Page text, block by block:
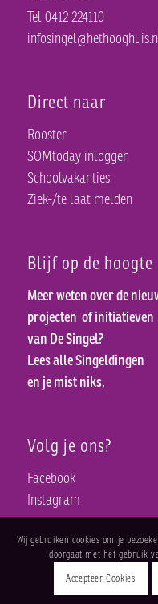
Tel 0412 224110
Direct naar
Rooster
SOMtoday inloggen
Schoolvakanties
Ziek-/te laat melden
Blijf op de hoogte
Meer weten over de
projecten of initiatieven
van De Singel?
Lees alle Singeldingen
en je mist niks.
Volg je ons?
Facebook
Instagram
Wij gebruiken cookies om je
doorgaat met het gebruik
Accepteer Cookies